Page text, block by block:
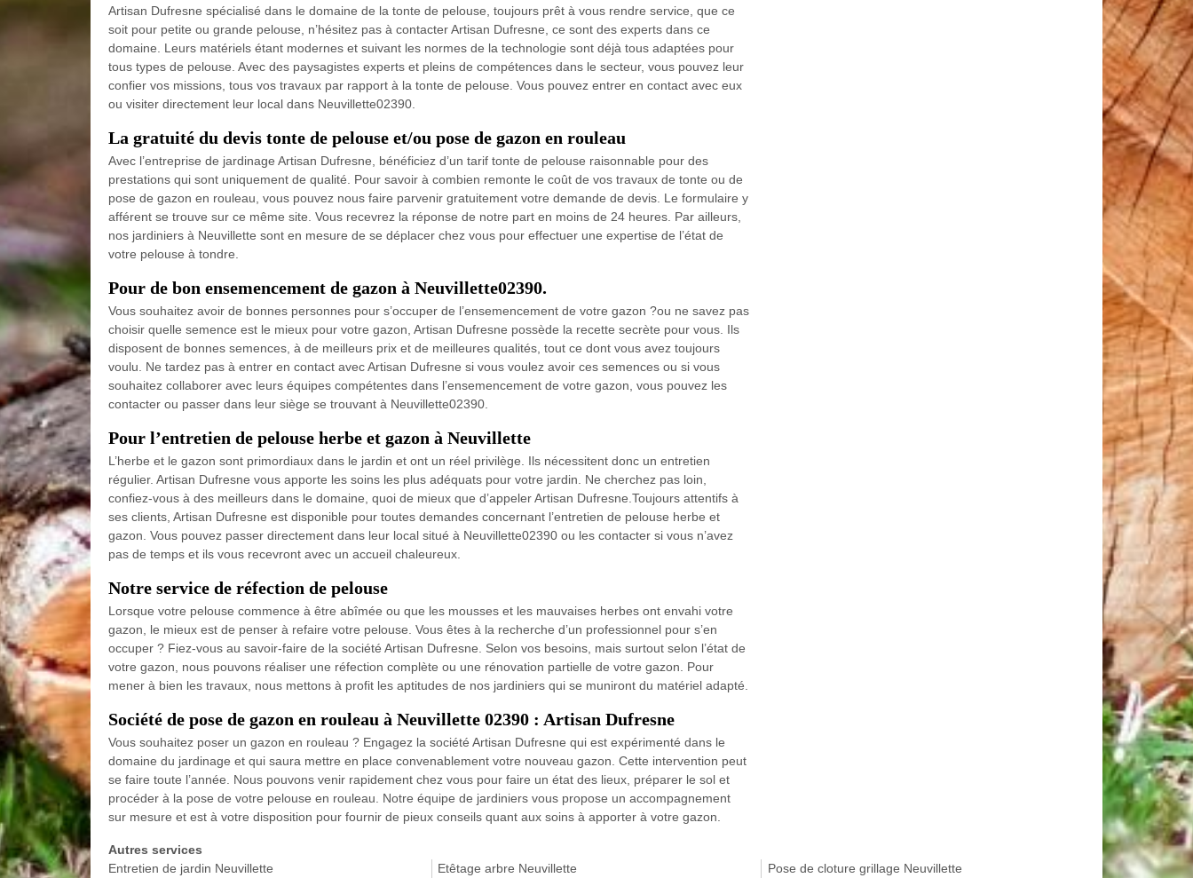
Artisan Dufresne spécialisé dans le domaine de la tonte de pelouse, toujours prêt à vous rendre service, que ce
soit pour petite ou grande pelouse, n’hésitez pas à contacter Artisan Dufresne, ce sont des experts dans ce
domaine. Leurs matériels étant modernes et suivant les normes de la technologie sont déjà tous adaptées pour
tous types de pelouse. Avec des paysagistes experts et pleins de compétences dans le secteur, vous pouvez leur
confier vos missions, tous vos travaux par rapport à la tonte de pelouse. Vous pouvez entrer en contact avec eux
ou visiter directement leur local dans Neuvillette02390.
La gratuité du devis tonte de pelouse et/ou pose de gazon en rouleau
Avec l’entreprise de jardinage Artisan Dufresne, bénéficiez d’un tarif tonte de pelouse raisonnable pour des
prestations qui sont uniquement de qualité. Pour savoir à combien remonte le coût de vos travaux de tonte ou de
pose de gazon en rouleau, vous pouvez nous faire parvenir gratuitement votre demande de devis. Le formulaire y
afférent se trouve sur ce même site. Vous recevrez la réponse de notre part en moins de 24 heures. Par ailleurs,
nos jardiniers à Neuvillette sont en mesure de se déplacer chez vous pour effectuer une expertise de l’état de
votre pelouse à tondre.
Pour de bon ensemencement de gazon à Neuvillette02390.
Vous souhaitez avoir de bonnes personnes pour s’occuper de l’ensemencement de votre gazon ?ou ne savez pas
choisir quelle semence est le mieux pour votre gazon, Artisan Dufresne possède la recette secrète pour vous. Ils
disposent de bonnes semences, à de meilleurs prix et de meilleures qualités, tout ce dont vous avez toujours
voulu. Ne tardez pas à entrer en contact avec Artisan Dufresne si vous voulez avoir ces semences ou si vous
souhaitez collaborer avec leurs équipes compétentes dans l’ensemencement de votre gazon, vous pouvez les
contacter ou passer dans leur siège se trouvant à Neuvillette02390.
Pour l’entretien de pelouse herbe et gazon à Neuvillette
L’herbe et le gazon sont primordiaux dans le jardin et ont un réel privilège. Ils nécessitent donc un entretien
régulier. Artisan Dufresne vous apporte les soins les plus adéquats pour votre jardin. Ne cherchez pas loin,
confiez-vous à des meilleurs dans le domaine, quoi de mieux que d’appeler Artisan Dufresne.Toujours attentifs à
ses clients, Artisan Dufresne est disponible pour toutes demandes concernant l’entretien de pelouse herbe et
gazon. Vous pouvez passer directement dans leur local situé à Neuvillette02390 ou les contacter si vous n’avez
pas de temps et ils vous recevront avec un accueil chaleureux.
Notre service de réfection de pelouse
Lorsque votre pelouse commence à être abîmée ou que les mousses et les mauvaises herbes ont envahi votre
gazon, le mieux est de penser à refaire votre pelouse. Vous êtes à la recherche d’un professionnel pour s’en
occuper ? Fiez-vous au savoir-faire de la société Artisan Dufresne. Selon vos besoins, mais surtout selon l’état de
votre gazon, nous pouvons réaliser une réfection complète ou une rénovation partielle de votre gazon. Pour
mener à bien les travaux, nous mettons à profit les aptitudes de nos jardiniers qui se muniront du matériel adapté.
Société de pose de gazon en rouleau à Neuvillette 02390 : Artisan Dufresne
Vous souhaitez poser un gazon en rouleau ? Engagez la société Artisan Dufresne qui est expérimenté dans le
domaine du jardinage et qui saura mettre en place convenablement votre nouveau gazon. Cette intervention peut
se faire toute l’année. Nous pouvons venir rapidement chez vous pour faire un état des lieux, préparer le sol et
procéder à la pose de votre pelouse en rouleau. Notre équipe de jardiniers vous propose un accompagnement
sur mesure et est à votre disposition pour fournir de pieux conseils quant aux soins à apporter à votre gazon.
Autres services
Entretien de jardin Neuvillette
Etêtage arbre Neuvillette Pose de cloture grillage Neuvillette